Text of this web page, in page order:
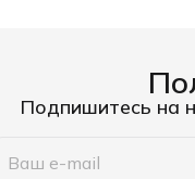
Подпишитесь на